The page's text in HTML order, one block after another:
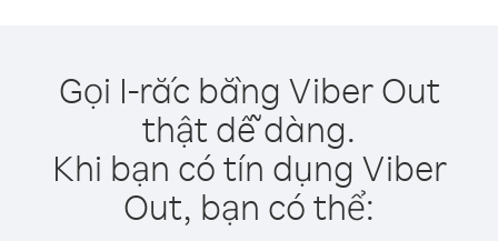
Gọi I-rắc bằng Viber Out
thật dễ dàng.
Khi bạn có tín dụng Viber
Out, bạn có thể: